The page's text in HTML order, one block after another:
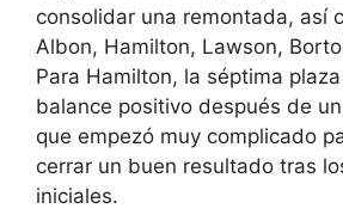
consolidar una remontada, así
Albon, Hamilton, Lawson,
Para Hamilton, la séptima
balance positivo después de
que empezó muy complicado
cerrar un buen resultado tras
iniciales.